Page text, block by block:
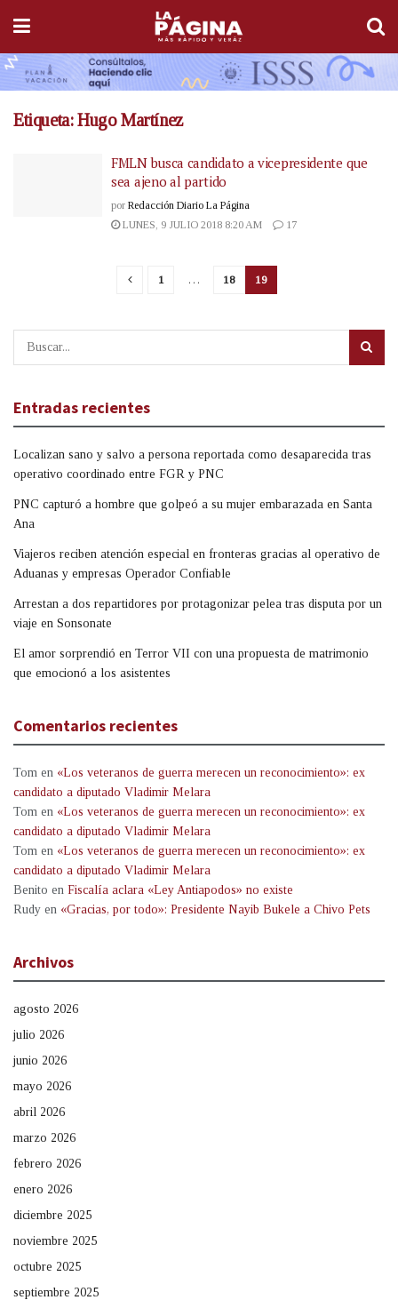
Etiqueta:Hugo Martínez
FMLN busca candidato a vicepresidente que
sea ajeno al partido
por Redacción Diario La Página
LUNES, 9 JULIO 2018 8:20 AM
17
1 … 18 19
Entradas recientes
Localizan sano y salvo a persona reportada como desaparecida tras
operativo coordinado entre FGR y PNC
PNC capturó a hombre que golpeó a su mujer embarazada en Santa
Ana
Viajeros reciben atención especial en fronteras gracias al operativo de
Aduanas y empresas Operador Confiable
Arrestan a dos repartidores por protagonizar pelea tras disputa por un
viaje en Sonsonate
El amor sorprendió en Terror VII con una propuesta de matrimonio
que emocionó a los asistentes
Comentarios recientes
Tom en «Los veteranos de guerra merecen un reconocimiento»: ex
candidato a diputado Vladimir Melara
Tom en «Los veteranos de guerra merecen un reconocimiento»: ex
candidato a diputado Vladimir Melara
Tom en «Los veteranos de guerra merecen un reconocimiento»: ex
candidato a diputado Vladimir Melara
Benito en Fiscalía aclara «Ley Antiapodos» no existe
Rudy en «Gracias, por todo»: Presidente Nayib Bukele a Chivo Pets
Archivos
agosto 2026
julio 2026
junio 2026
mayo 2026
abril 2026
marzo 2026
febrero 2026
enero 2026
diciembre 2025
noviembre 2025
octubre 2025
septiembre 2025